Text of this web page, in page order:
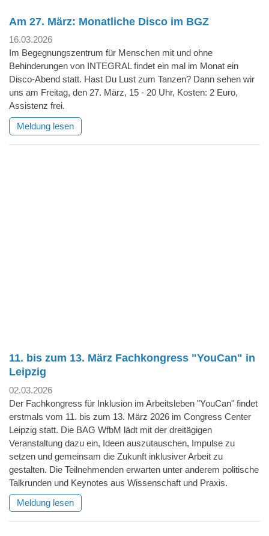
Am 27. März: Monatliche Disco im BGZ
16.03.2026
Im Begegnungszentrum für Menschen mit und ohne
Behinderungen von INTEGRAL findet ein mal im Monat ein
Disco-Abend statt. Hast Du Lust zum Tanzen? Dann sehen wir
uns am Freitag, den 27. März, 15 - 20 Uhr, Kosten: 2 Euro,
Assistenz frei.
Meldung lesen
11. bis zum 13. März Fachkongress "YouCan" in
Leipzig
02.03.2026
Der Fachkongress für Inklusion im Arbeitsleben "YouCan" findet
erstmals vom 11. bis zum 13. März 2026 im Congress Center
Leipzig statt. Die BAG WfbM lädt mit der dreitägigen
Veranstaltung dazu ein, Ideen auszutauschen, Impulse zu
setzen und gemeinsam die Zukunft inklusiver Arbeit zu
gestalten. Die Teilnehmenden erwarten unter anderem politische
Talkrunden und Keynotes aus Wissenschaft und Praxis.
Meldung lesen